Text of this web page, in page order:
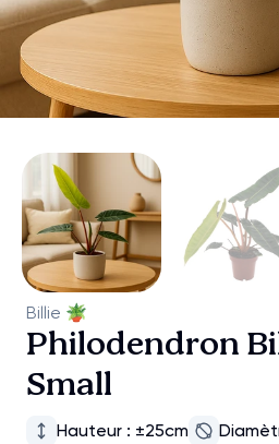
Billie 🪴
Philodendron
Small
Hauteur : ±25cm